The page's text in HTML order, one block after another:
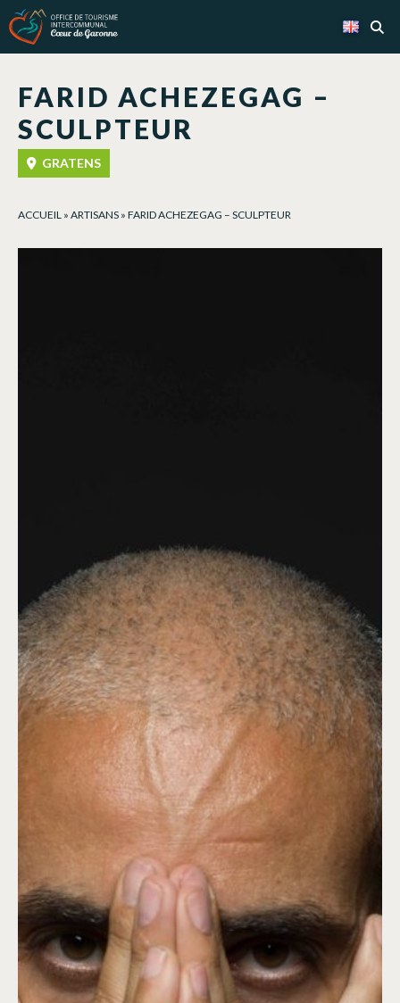
FARID ACHEZEGAG –
SCULPTEUR
GRATENS
ACCUEIL » ARTISANS » FARID ACHEZEGAG – SCULPTEUR
Cookies management panel